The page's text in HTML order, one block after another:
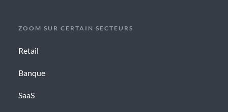
ZOOM SUR CERTAIN SECTEURS
Retail
Banque
SaaS